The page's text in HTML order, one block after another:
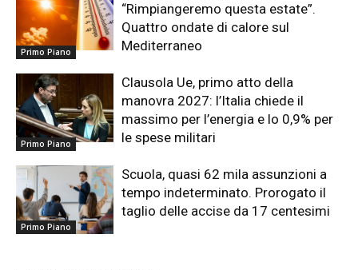
Primo Piano
“Rimpiangeremo questa estate”.
Quattro ondate di calore sul
Mediterraneo
Primo Piano
Clausola Ue, primo atto della
manovra 2027: l’Italia chiede il
massimo per l’energia e lo 0,9% per
le spese militari
Primo Piano
Scuola, quasi 62 mila assunzioni a
tempo indeterminato. Prorogato il
taglio delle accise da 17 centesimi